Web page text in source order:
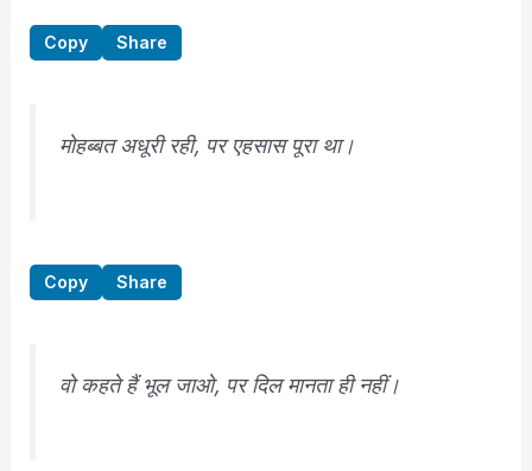
Copy Share
मोहब्बत अधूरी रही, पर एहसास पूरा था।
Copy Share
वो कहते हैं भूल जाओ, पर दिल मानता ही नहीं।